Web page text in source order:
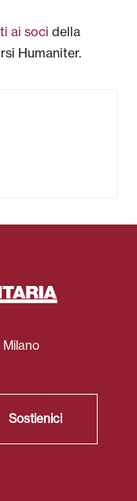
ai soci della
Humaniter.
Sostienici